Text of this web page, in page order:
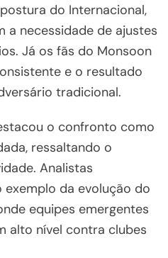
do Internacional,
a necessidade de ajustes
Já os fãs do Monsoon
e o resultado
tradicional.
o confronto como
ressaltando o
Analistas
da evolução do
equipes emergentes
alto nível contra clubes